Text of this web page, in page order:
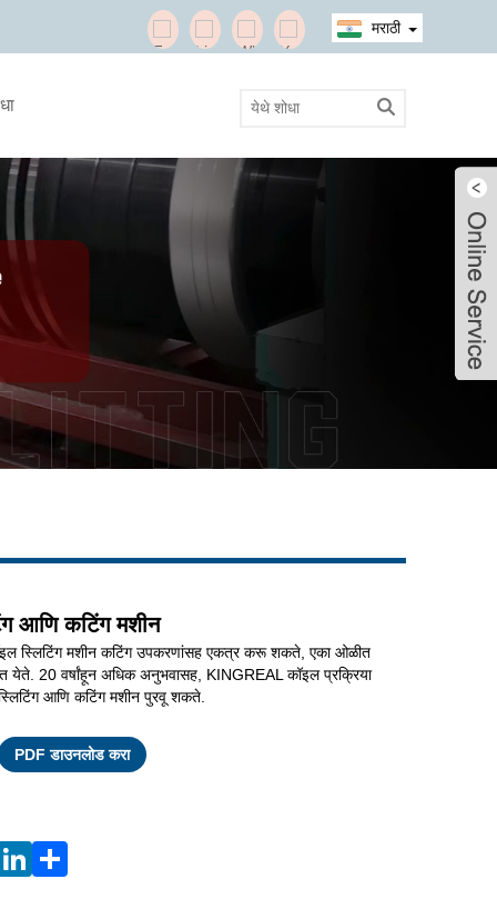
मराठी
आणि कटिंग मशीन
स्लिटिंग मशीन कटिंग उपकरणांसह एकत्र करू शकते, एका ओळीत
येते. 20 वर्षांहून अधिक अनुभवासह, KINGREAL कॉइल प्रक्रिया
आणि कटिंग मशीन पुरवू शकते.
PDF डाउनलोड करा